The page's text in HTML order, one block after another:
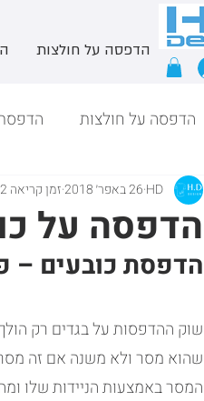
הדפסה על חולצות
הדפסה על חולצות
הדפסה על
HD 26 באפר׳ 2018 זמן קריאה 2 דקות
הדפסת כובעים –
שוק ההדפסות על בגדים רק
שהוא מסר ולא משנה אם זה
המסר באמצעות הניידות שלו